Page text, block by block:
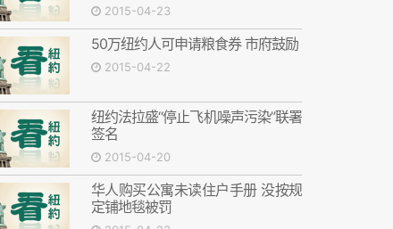
2015-04-23
50万纽约人可申请粮食券 市府鼓励
2015-04-22
纽约法拉盛“停止飞机噪声污染”联署
签名
2015-04-20
华人购买公寓未读住户手册 没按规
定铺地毯被罚